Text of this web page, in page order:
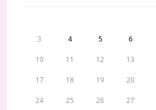
3 4 5 6
10 11 12 13
17 18 19 20
24 25 26 27